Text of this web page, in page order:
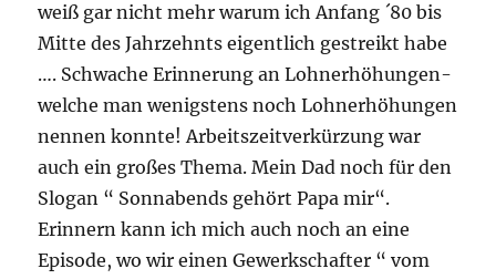
weiß gar nicht mehr warum ich Anfang ´80 bis
Mitte des Jahrzehnts eigentlich gestreikt habe
…. Schwache Erinnerung an Lohnerhöhungen-
welche man wenigstens noch Lohnerhöhungen
nennen konnte! Arbeitszeitverkürzung war
auch ein großes Thema. Mein Dad noch für den
Slogan “ Sonnabends gehört Papa mir“.
Erinnern kann ich mich auch noch an eine
Episode, wo wir einen Gewerkschafter “ vom